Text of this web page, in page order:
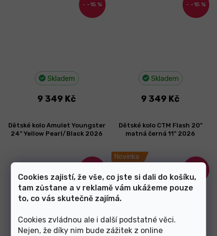
Cookies zajistí, že vše, co jste si dali do košíku,
tam zůstane a v reklamě vám ukážeme pouze
to, co vás skutečně zajímá.
Cookies zvládnou ale i další podstatné věci.
Nejen, že díky nim bude zážitek z online
–15 %
Skladem
9 349 Kč
–15 %
Skladem
9 349 Kč
Dětské kolo Amulet Youngster
24" Yellow Pearl/Black 2026
Novinka
Dětské kolo CTM Flash 20"
matná černá 11" 2026